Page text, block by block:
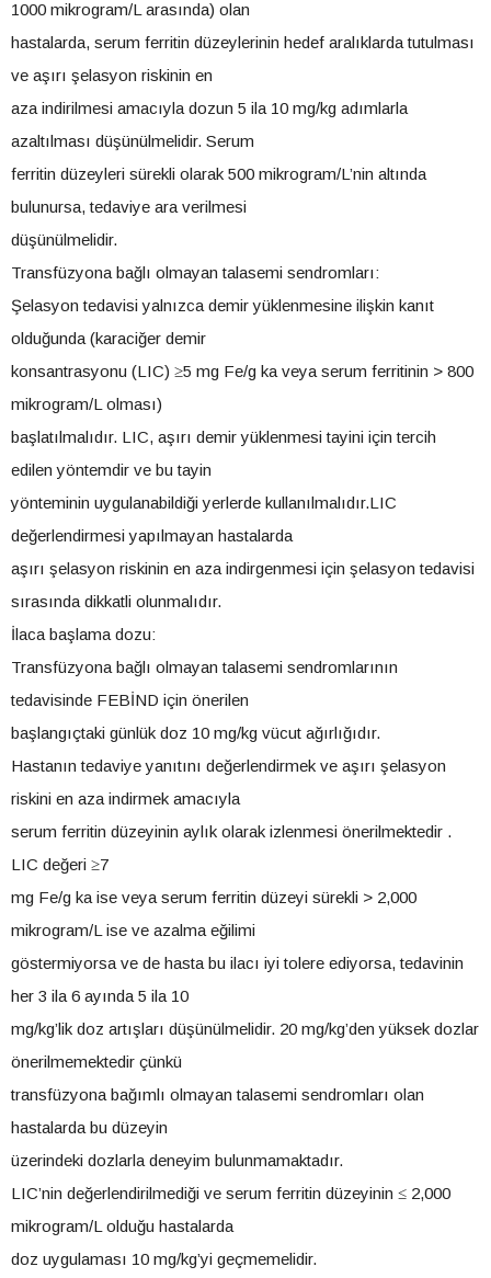
1000 mikrogram/L arasında) olan
hastalarda, serum ferritin düzeylerinin hedef aralıklarda tutulması
ve aşırı şelasyon riskinin en
aza indirilmesi amacıyla dozun 5 ila 10 mg/kg adımlarla
azaltılması düşünülmelidir. Serum
ferritin düzeyleri sürekli olarak 500 mikrogram/L’nin altında
bulunursa, tedaviye ara verilmesi
düşünülmelidir.
Transfüzyona bağlı olmayan talasemi sendromları:
Şelasyon tedavisi yalnızca demir yüklenmesine ilişkin kanıt
olduğunda (karaciğer demir
konsantrasyonu (LIC) ≥5 mg Fe/g ka veya serum ferritinin > 800
mikrogram/L olması)
başlatılmalıdır. LIC, aşırı demir yüklenmesi tayini için tercih
edilen yöntemdir ve bu tayin
yönteminin uygulanabildiği yerlerde kullanılmalıdır.LIC
değerlendirmesi yapılmayan hastalarda
aşırı şelasyon riskinin en aza indirgenmesi için şelasyon tedavisi
sırasında dikkatli olunmalıdır.
İlaca başlama dozu:
Transfüzyona bağlı olmayan talasemi sendromlarının
tedavisinde FEBİND için önerilen
başlangıçtaki günlük doz 10 mg/kg vücut ağırlığıdır.
Hastanın tedaviye yanıtını değerlendirmek ve aşırı şelasyon
riskini en aza indirmek amacıyla
serum ferritin düzeyinin aylık olarak izlenmesi önerilmektedir .
LIC değeri ≥7
mg Fe/g ka ise veya serum ferritin düzeyi sürekli > 2,000
mikrogram/L ise ve azalma eğilimi
göstermiyorsa ve de hasta bu ilacı iyi tolere ediyorsa, tedavinin
her 3 ila 6 ayında 5 ila 10
mg/kg’lik doz artışları düşünülmelidir. 20 mg/kg’den yüksek dozlar
önerilmemektedir çünkü
transfüzyona bağımlı olmayan talasemi sendromları olan
hastalarda bu düzeyin
üzerindeki dozlarla deneyim bulunmamaktadır.
LIC’nin değerlendirilmediği ve serum ferritin düzeyinin ≤ 2,000
mikrogram/L olduğu hastalarda
doz uygulaması 10 mg/kg’yi geçmemelidir.